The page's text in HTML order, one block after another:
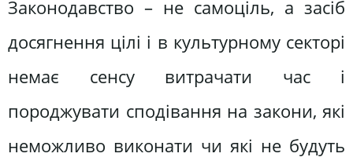
Законодавство – не самоціль, а засіб
досягнення цілі і в культурному секторі
немає сенсу витрачати час і
породжувати сподівання на закони, які
неможливо виконати чи які не будуть